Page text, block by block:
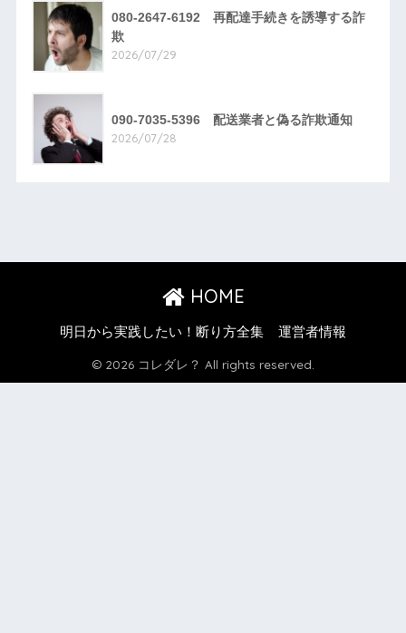
080-2647-6192 再配達手続きを誘導する詐
欺
2026/07/29
090-7035-5396 配送業者と偽る詐欺通知
2026/07/28
HOME
明日から実践したい！断り方全集 運営者情報
© 2026 コレダレ？ All rights reserved.